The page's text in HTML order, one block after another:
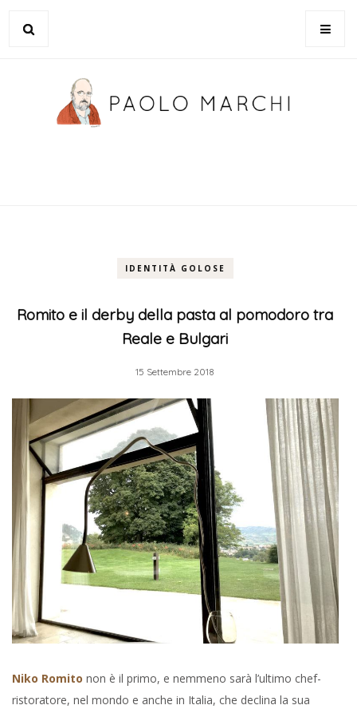
IDENTITÀ GOLOSE
Romito e il derby della pasta al pomodoro tra
Reale e Bulgari
15 Settembre 2018
Niko Romito non è il primo, e nemmeno sarà l’ultimo chef-
ristoratore, nel mondo e anche in Italia, che declina la sua